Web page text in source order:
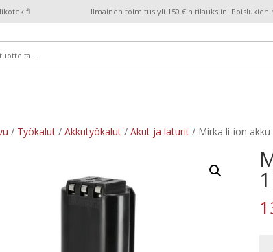
Ilmainen toimitus yli 150 €:n tilauksiin!
/ Työkalut/ Akkutyökalut/ Akut ja laturit/ Mirka li-ion akku